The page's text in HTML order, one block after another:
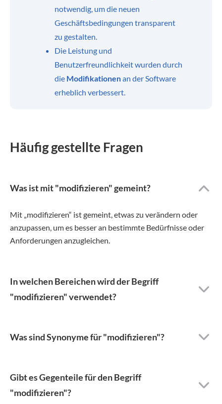
notwendig, um die neuen
Geschäftsbedingungen transparent
zu gestalten.
Die Leistung und
Benutzerfreundlichkeit wurden durch
die Modifikationenan der Software
erheblich verbessert.
Häufig gestellte Fragen
Was ist mit "modifizieren" gemeint?
Mit „modifizieren“ ist gemeint, etwas zu verändern oder
anzupassen, um es besser an bestimmte Bedürfnisse oder
Anforderungen anzugleichen.
In welchen Bereichen wird der Begriff
"modifizieren" verwendet?
Was sind Synonyme für "modifizieren"?
Gibt es Gegenteile für den Begriff
"modifizieren"?